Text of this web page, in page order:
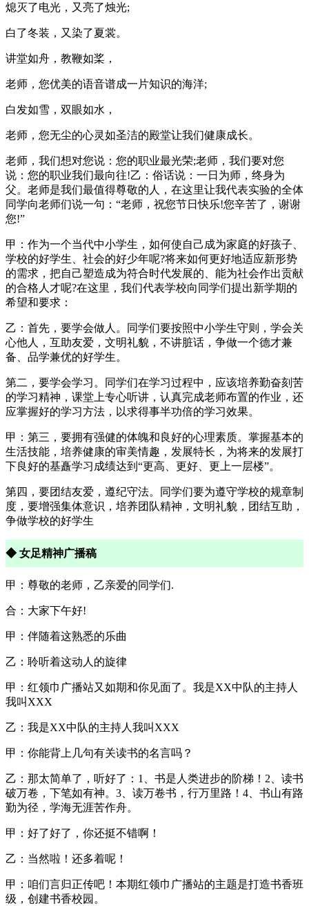
熄灭了电光，又亮了烛光;
白了冬装，又染了夏裳。
讲堂如舟，教鞭如桨，
老师，您优美的语音谱成一片知识的海洋;
白发如雪，双眼如水，
老师，您无尘的心灵如圣洁的殿堂让我们健康成长。
老师，我们想对您说：您的职业最光荣;老师，我们要对您
说：您的职业我们最向往!乙：俗话说：一日为师，终身为
父。老师是我们最值得尊敬的人，在这里让我代表实验的全体
同学向老师们说一句：“老师，祝您节日快乐!您辛苦了，谢谢
您!”
甲：作为一个当代中小学生，如何使自己成为家庭的好孩子、
学校的好学生、社会的好少年呢?将来如何更好地适应新形势
的需求，把自己塑造成为符合时代发展的、能为社会作出贡献
的合格人才呢?在这里，我们代表学校向同学们提出新学期的
希望和要求：
乙：首先，要学会做人。同学们要按照中小学生守则，学会关
心他人，互助友爱，文明礼貌，不讲脏话，争做一个德才兼
备、品学兼优的好学生。
第二，要学会学习。同学们在学习过程中，应该培养勤奋刻苦
的学习精神，课堂上专心听讲，认真完成老师布置的作业，还
应掌握好的学习方法，以求得事半功倍的学习效果。
甲：第三，要拥有强健的体魄和良好的心理素质。掌握基本的
生活技能，培养健康的审美情趣，发展特长，为将来的发展打
下良好的基矗学习成绩达到“更高、更好、更上一层楼”。
第四，要团结友爱，遵纪守法。同学们要为遵守学校的规章制
度，要增强集体意识，培养团队精神，文明礼貌，团结互助，
争做学校的好学生
◆ 女足精神广播稿
甲：尊敬的老师，乙亲爱的同学们.
合：大家下午好!
甲：伴随着这熟悉的乐曲
乙：聆听着这动人的旋律
甲：红领巾广播站又如期和你见面了。我是XX中队的主持人
我叫XXX
乙：我是XX中队的主持人我叫XXX
甲：你能背上几句有关读书的名言吗？
乙：那太简单了，听好了：1、书是人类进步的阶梯！2、读书
破万卷，下笔如有神。3、读万卷书，行万里路！4、书山有路
勤为径，学海无涯苦作舟。
甲：好了好了，你还挺不错啊！
乙：当然啦！还多着呢！
甲：咱们言归正传吧！本期红领巾广播站的主题是打造书香班
级，创建书香校园。